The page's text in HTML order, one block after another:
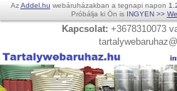
AzAddel.hu webáruházakban a tegnapi napon
Próbálja ki Ön is INGYEN >>
Kapcsolat: +3678310073